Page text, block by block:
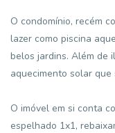
O condomínio, recém
lazer como piscina
belos jardins. Além de
aquecimento solar
O imóvel em si conta
espelhado 1x1,